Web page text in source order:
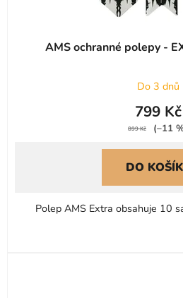
AMS ochranné polepy -
Do 3 dnů
799 Kč
899 Kč (–11
DO
Polep AMS Extra obsahuje 10